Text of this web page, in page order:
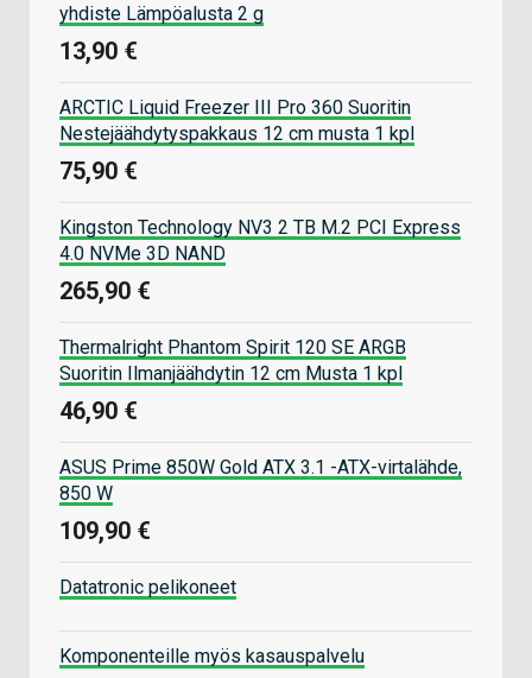
yhdiste Lämpöalusta 2 g
13,90 €
ARCTIC Liquid Freezer III Pro 360 Suoritin
Nestejäähdytyspakkaus 12 cm musta 1 kpl
75,90 €
Kingston Technology NV3 2 TB M.2 PCI Express
4.0 NVMe 3D NAND
265,90 €
Thermalright Phantom Spirit 120 SE ARGB
Suoritin Ilmanjäähdytin 12 cm Musta 1 kpl
46,90 €
ASUS Prime 850W Gold ATX 3.1 -ATX-virtalähde,
850 W
109,90 €
Datatronic pelikoneet
Komponenteille myös kasauspalvelu